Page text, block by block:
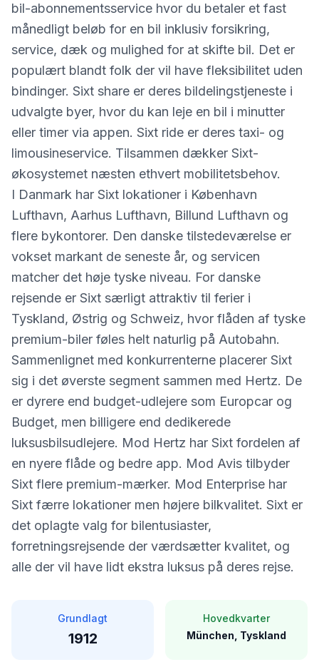
bil-abonnementsservice hvor du betaler et fast
månedligt beløb for en bil inklusiv forsikring,
service, dæk og mulighed for at skifte bil. Det er
populært blandt folk der vil have fleksibilitet uden
bindinger. Sixt share er deres bildelingstjeneste i
udvalgte byer, hvor du kan leje en bil i minutter
eller timer via appen. Sixt ride er deres taxi- og
limousineservice. Tilsammen dækker Sixt-
økosystemet næsten ethvert mobilitetsbehov.
I Danmark har Sixt lokationer i København
Lufthavn, Aarhus Lufthavn, Billund Lufthavn og
flere bykontorer. Den danske tilstedeværelse er
vokset markant de seneste år, og servicen
matcher det høje tyske niveau. For danske
rejsende er Sixt særligt attraktiv til ferier i
Tyskland, Østrig og Schweiz, hvor flåden af tyske
premium-biler føles helt naturlig på Autobahn.
Sammenlignet med konkurrenterne placerer Sixt
sig i det øverste segment sammen med Hertz. De
er dyrere end budget-udlejere som Europcar og
Budget, men billigere end dedikerede
luksusbilsudlejere. Mod Hertz har Sixt fordelen af
en nyere flåde og bedre app. Mod Avis tilbyder
Sixt flere premium-mærker. Mod Enterprise har
Sixt færre lokationer men højere bilkvalitet. Sixt er
det oplagte valg for bilentusiaster,
forretningsrejsende der værdsætter kvalitet, og
alle der vil have lidt ekstra luksus på deres rejse.
Grundlagt
1912
Hovedkvarter
München, Tyskland